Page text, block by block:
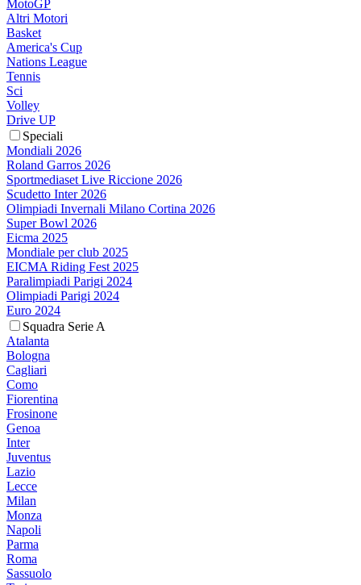
MotoGP
Altri Motori
Basket
America's Cup
Nations League
Tennis
Sci
Volley
Drive UP
Speciali
Mondiali 2026
Roland Garros 2026
Sportmediaset Live Riccione 2026
Scudetto Inter 2026
Olimpiadi Invernali Milano Cortina 2026
Super Bowl 2026
Eicma 2025
Mondiale per club 2025
EICMA Riding Fest 2025
Paralimpiadi Parigi 2024
Olimpiadi Parigi 2024
Euro 2024
Squadra Serie A
Atalanta
Bologna
Cagliari
Como
Fiorentina
Frosinone
Genoa
Inter
Juventus
Lazio
Lecce
Milan
Monza
Napoli
Parma
Roma
Sassuolo